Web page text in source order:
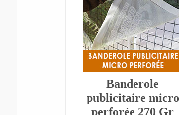
Banderole
publicitaire micro
perforée 270 Gr